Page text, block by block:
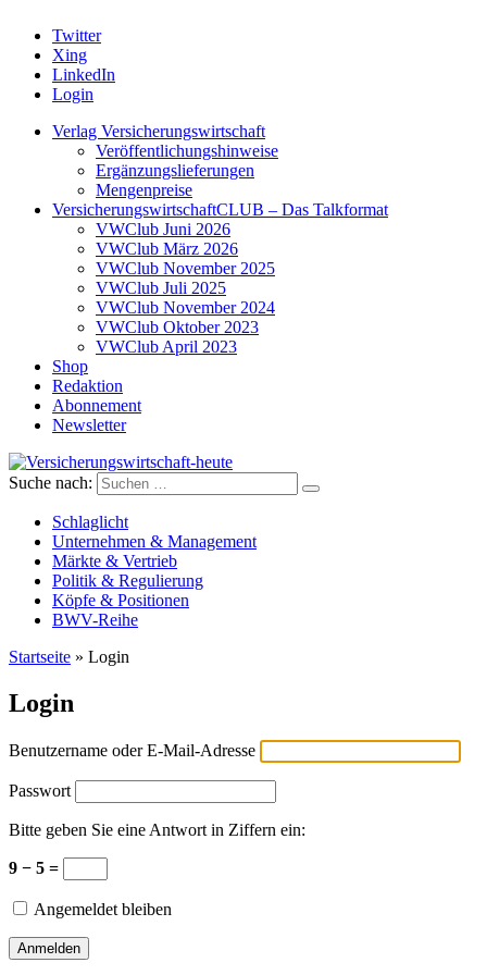
Twitter
Xing
LinkedIn
Login
Verlag Versicherungswirtschaft
Veröffentlichungshinweise
Ergänzungslieferungen
Mengenpreise
VersicherungswirtschaftCLUB – Das Talkformat
VWClub Juni 2026
VWClub März 2026
VWClub November 2025
VWClub Juli 2025
VWClub November 2024
VWClub Oktober 2023
VWClub April 2023
Shop
Redaktion
Abonnement
Newsletter
Versicherungswirtschaft-heute
Suche nach:
Schlaglicht
Unternehmen & Management
Märkte & Vertrieb
Politik & Regulierung
Köpfe & Positionen
BWV-Reihe
Startseite » Login
Login
Benutzername oder E-Mail-Adresse
Passwort
Bitte geben Sie eine Antwort in Ziffern ein:
9 − 5 =
Angemeldet bleiben